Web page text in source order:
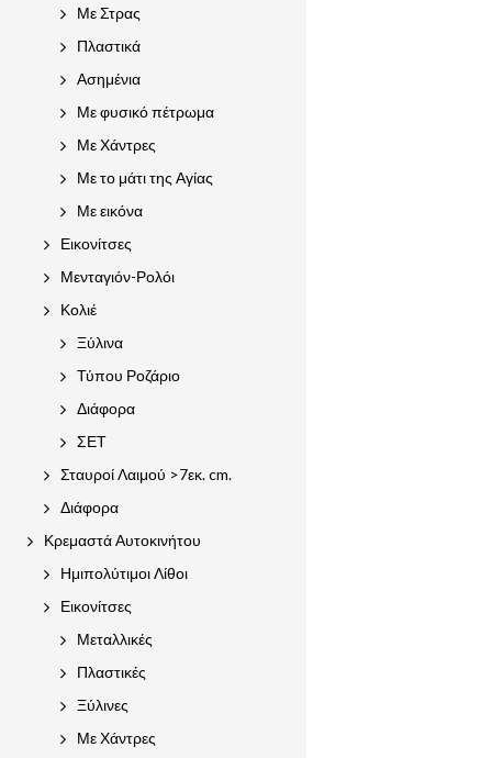
Με Στρας
Πλαστικά
Ασημένια
Με φυσικό πέτρωμα
Με Χάντρες
Με το μάτι της Αγίας
Με εικόνα
Εικονίτσες
Μενταγιόν-Ρολόι
Κολιέ
Ξύλινα
Τύπου Ροζάριο
Διάφορα
ΣΕΤ
Σταυροί Λαιμού >7εκ. cm.
Διάφορα
Κρεμαστά Αυτοκινήτου
Ημιπολύτιμοι Λίθοι
Εικονίτσες
Μεταλλικές
Πλαστικές
Ξύλινες
Με Χάντρες